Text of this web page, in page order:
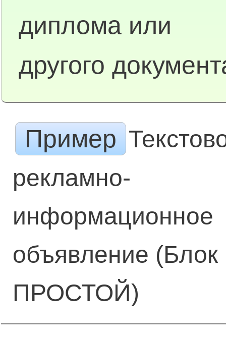
диплома или
другого
Пример
рекламно-
информационное
объявление (Блок
ПРОСТОЙ)